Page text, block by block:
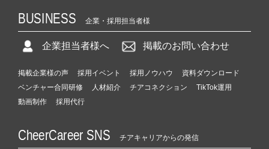
BUSINESS 企業・採用担当者様
企業担当者様へ 掲載のお問い合わせ
掲載企業様の声 採用イベント 採用ノウハウ
資料ダウンロード
ベンチャー合同研修
人材紹介 チアコネクション
TikTok運用
動画制作
採用代行
CheerCareer SNS チアキャリアからの発信